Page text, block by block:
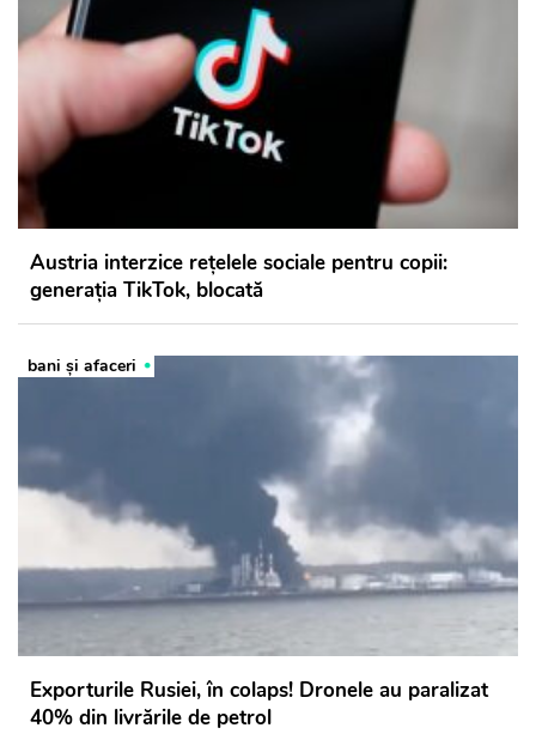
Austria interzice rețelele sociale pentru copii:
generația TikTok, blocată
bani și afaceri
Exporturile Rusiei, în colaps! Dronele au paralizat
40% din livrările de petrol